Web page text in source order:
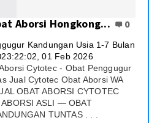
Aborsi Hongkong... 0
Kandungan Usia 1-7 Bulan
23:22:02, 01 Feb 2026
Cytotec - Obat Penggugur
Jual Cytotec Obat Aborsi WA
OBAT ABORSI CYTOTEC
ASLI — OBAT
TUNTAS . . .